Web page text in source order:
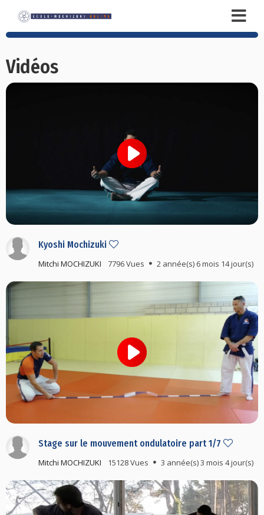
Vidéos
Kyoshi Mochizuki
Mitchi MOCHIZUKI 7796 Vues 2 année(s) 6 mois 14 jour(s)
Stage sur le mouvement ondulatoire part 1/7
Mitchi MOCHIZUKI 15128 Vues 3 année(s) 3 mois 4 jour(s)